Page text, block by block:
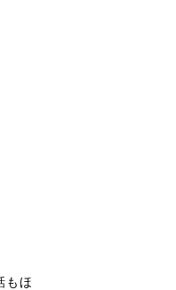
もほ